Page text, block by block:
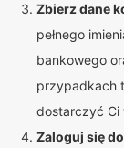
Zbierz dane
pełnego
bankowego
przypadkach
dostarczyć Ci
Zaloguj się